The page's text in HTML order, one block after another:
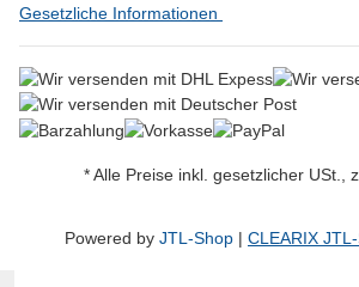
Gesetzliche Informationen
* Alle Preise inkl. gesetzlicher USt.,
Powered by JTL-Shop | CLEARIX